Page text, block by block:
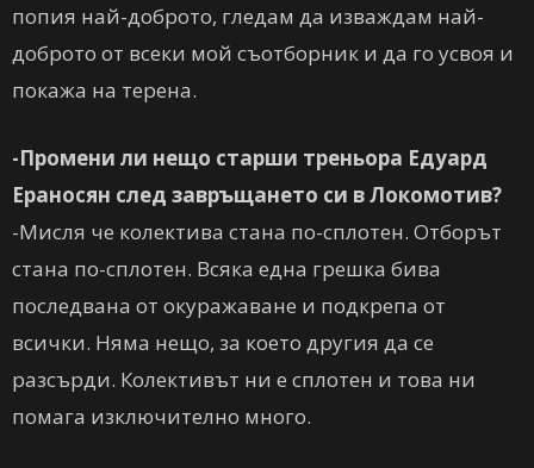
попия най-доброто, гледам да изваждам най-
доброто от всеки мой съотборник и да го усвоя и
покажа на терена.
-Промени ли нещо старши треньора Едуард
Ераносян след завръщането си в Локомотив?
-Мисля че колектива стана по-сплотен. Отборът
стана по-сплотен. Всяка една грешка бива
последвана от окуражаване и подкрепа от
всички. Няма нещо, за което другия да се
разсърди. Колективът ни е сплотен и това ни
помага изключително много.